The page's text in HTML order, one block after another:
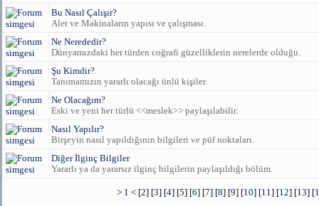
Bu Nasıl Çalışır?
Alet ve Makinaların yapısı ve çalışması.
Ne Nerededir?
Dünyamızdaki her türden coğrafi güzelliklerin nerelerde olduğu.
Şu Kimdir?
Tanımamızın yararlı olacağı ünlü kişiler.
Ne Olacağım?
Eski ve yeni her türlü <<meslek>> paylaşılabilir.
Nasıl Yapılır?
Birşeyin nasıl yapıldığının bilgileri ve püf noktaları.
Diğer İlginç Bilgiler
Yararlı ya da yararsız ilginç bilgilerin paylaşıldığı bölüm.
> 1 < [2] [3] [4] [5] [6] [7] [8] [9] [10] [11] [12] [13] [